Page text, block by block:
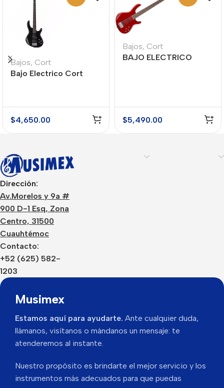
Bajos, Cort
Bajo Electrico Cort
$4,650.00
Bajos, Cort
BAJO ELECTRICO
$5,490.00
Dirección:
Av.Morelos y 9a #
900 D-1 Esq, Zona
Centro, 31500
Cuauhtémoc
Contacto:
+52 (625) 582-
1203
Musimex
Estamos aquí para ayudarte. Ante cualquier duda,
llámanos, visítanos o mándanos un mensaje: te
atenderemos al instante.
Nuestro propósito es brindarte el mejor servicio y los
instrumentos más adecuados para que puedas